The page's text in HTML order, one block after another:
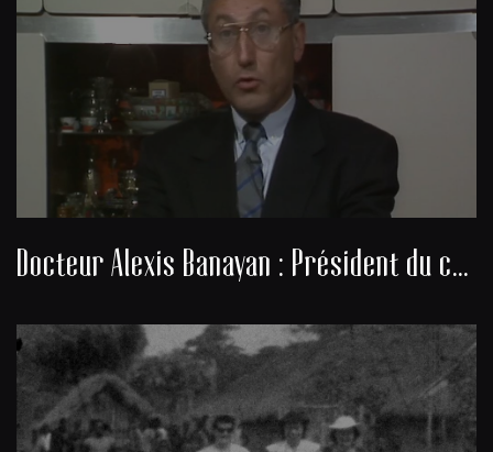
Docteur Alexis Banayan : Président du consistoire de la communauté juive de Bordeaux